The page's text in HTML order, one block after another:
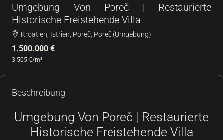
Umgebung Von Poreč | Restaurierte
Historische Freistehende Villa
Kroatien, Istrien, Poreč, Poreč (Umgebung)
1.500.000 €
3.505 €/m²
Beschreibung
Umgebung Von Poreč | Restaurierte
Historische Freistehende Villa